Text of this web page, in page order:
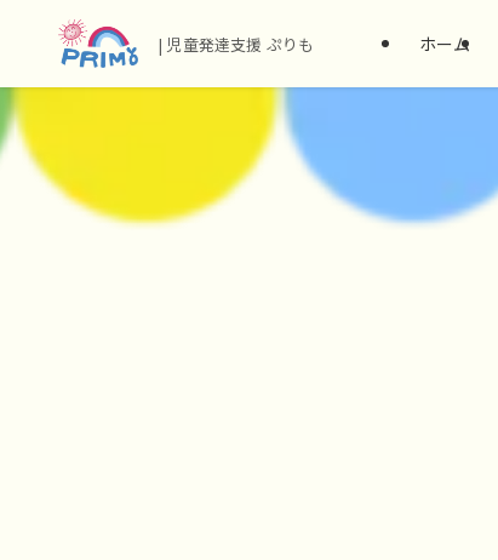
| 児童発達支援 ぷりも ホーム